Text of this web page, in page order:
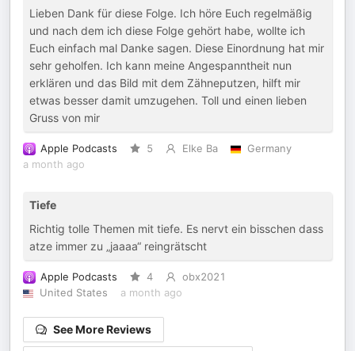
Lieben Dank für diese Folge. Ich höre Euch regelmäßig
und nach dem ich diese Folge gehört habe, wollte ich
Euch einfach mal Danke sagen. Diese Einordnung hat mir
sehr geholfen. Ich kann meine Angespanntheit nun
erklären und das Bild mit dem Zähneputzen, hilft mir
etwas besser damit umzugehen. Toll und einen lieben
Gruss von mir
Apple Podcasts 5 Elke Ba
Germany
a month ago
Tiefe
Richtig tolle Themen mit tiefe. Es nervt ein bisschen dass
atze immer zu „jaaaa“ reingrätscht
Apple Podcasts 4
obx2021
United States
a month ago
See More Reviews